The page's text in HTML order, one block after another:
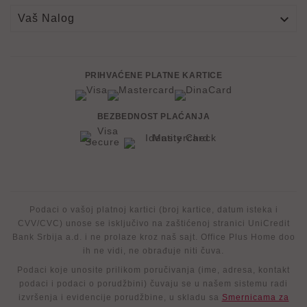
Vaš Nalog 
PRIHVAĆENE PLATNE KARTICE
BEZBEDNOST PLAĆANJA
Podaci o vašoj platnoj kartici (broj kartice, datum isteka i
CVV/CVC) unose se isključivo na zaštićenoj stranici UniCredit
Bank Srbija a.d. i ne prolaze kroz naš sajt. Office Plus Home doo
ih ne vidi, ne obrađuje niti čuva.
Podaci koje unosite prilikom poručivanja (ime, adresa, kontakt
podaci i podaci o porudžbini) čuvaju se u našem sistemu radi
izvršenja i evidencije porudžbine, u skladu sa Smernicama za